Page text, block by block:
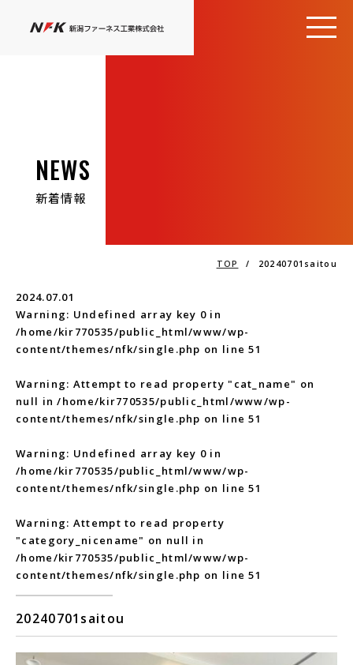
NEWS
新着情報
TOP / 20240701saitou
2024.07.01
Warning: Undefined array key 0 in
/home/kir770535/public_html/www/wp-
content/themes/nfk/single.php on line51
Warning: Attempt to read property "cat_name" on
null in/home/kir770535/public_html/www/wp-
content/themes/nfk/single.php on line51
Warning: Undefined array key 0 in
/home/kir770535/public_html/www/wp-
content/themes/nfk/single.php on line51
Warning: Attempt to read property
"category_nicename" on null in
/home/kir770535/public_html/www/wp-
content/themes/nfk/single.php on line51
20240701saitou